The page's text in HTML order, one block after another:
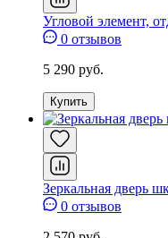
Угловой элемент,
0 отзывов
5 290 руб.
Купить
Зеркальная дверь
0 отзывов